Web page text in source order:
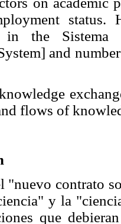
status.
in the Sistema
and
flows of
"nuevo contrato
y la
que